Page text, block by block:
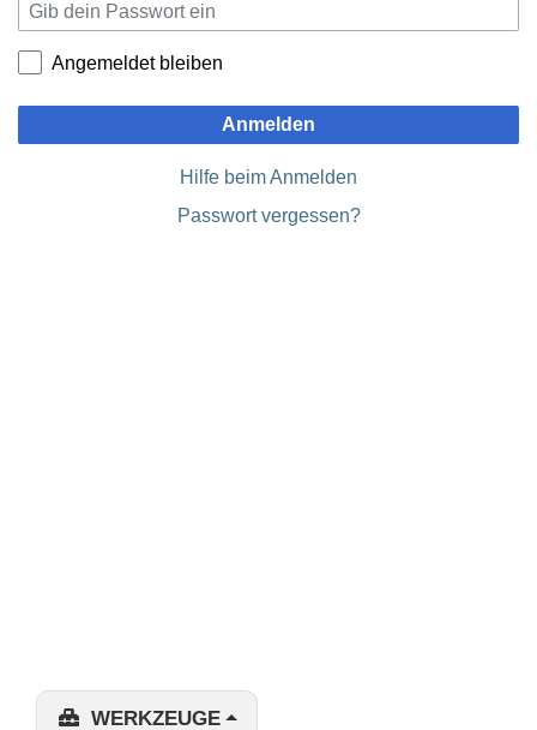
Angemeldet bleiben
Anmelden
Hilfe beim Anmelden
Passwort vergessen?
WERKZEUGE